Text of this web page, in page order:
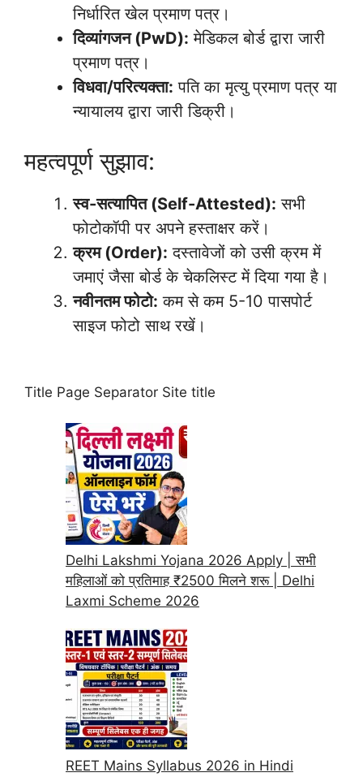
निर्धारित खेल प्रमाण पत्र।
दिव्यांगजन (PwD): मेडिकल बोर्ड द्वारा जारी
प्रमाण पत्र।
विधवा/परित्यक्ता: पति का मृत्यु प्रमाण पत्र या
न्यायालय द्वारा जारी डिक्री।
महत्वपूर्ण सुझाव:
स्व-सत्यापित (Self-Attested): सभी
फोटोकॉपी पर अपने हस्ताक्षर करें।
क्रम (Order): दस्तावेजों को उसी क्रम में
जमाएं जैसा बोर्ड के चेकलिस्ट में दिया गया है।
नवीनतम फोटो: कम से कम 5-10 पासपोर्ट
साइज फोटो साथ रखें।
Title Page Separator Site title
Delhi Lakshmi Yojana 2026 Apply | सभी
महिलाओं को प्रतिमाह ₹2500 मिलने शरू | Delhi
Laxmi Scheme 2026
REET Mains Syllabus 2026 in Hindi